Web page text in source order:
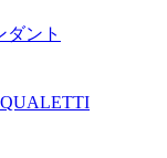
ダント